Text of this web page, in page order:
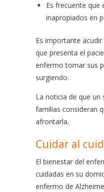
Es frecuente que
inapropiados en
Es importante
que presenta el
enfermo tomar sus
surgiendo.
La noticia de que
familias consideran
afrontarla.
Cuidar al
El bienestar del
cuidadas en su
enfermo de